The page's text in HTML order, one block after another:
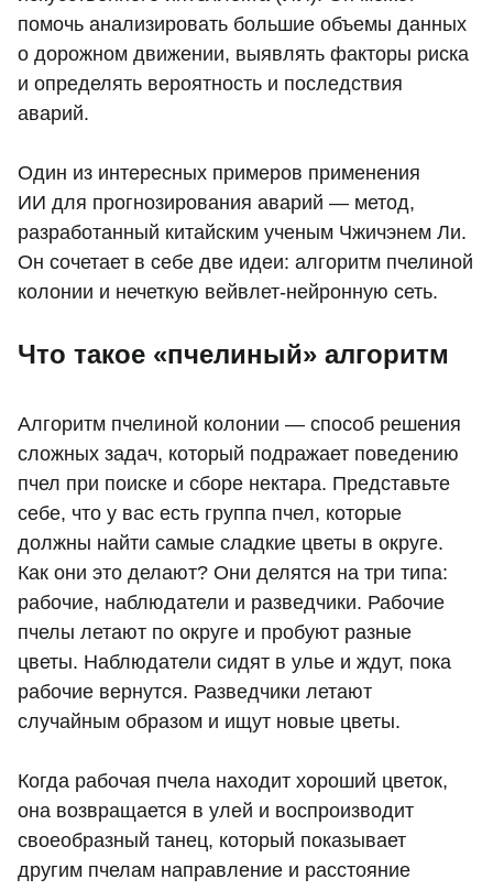
помочь анализировать большие объемы данных
о дорожном движении, выявлять факторы риска
и определять вероятность и последствия
аварий.
Один из интересных примеров применения
ИИ для прогнозирования аварий — метод,
разработанный китайским ученым Чжичэнем Ли.
Он сочетает в себе две идеи: алгоритм пчелиной
колонии и нечеткую вейвлет-нейронную сеть.
Что такое «пчелиный» алгоритм
Алгоритм пчелиной колонии — способ решения
сложных задач, который подражает поведению
пчел при поиске и сборе нектара. Представьте
себе, что у вас есть группа пчел, которые
должны найти самые сладкие цветы в округе.
Как они это делают? Они делятся на три типа:
рабочие, наблюдатели и разведчики. Рабочие
пчелы летают по округе и пробуют разные
цветы. Наблюдатели сидят в улье и ждут, пока
рабочие вернутся. Разведчики летают
случайным образом и ищут новые цветы.
Когда рабочая пчела находит хороший цветок,
она возвращается в улей и воспроизводит
своеобразный танец, который показывает
другим пчелам направление и расстояние